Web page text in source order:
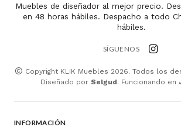
Muebles de diseñador al mejor precio.
en 48 horas hábiles. Despacho a todo
hábiles.
SÍGUENOS
Copyright KLIK Muebles 2026. Todos los
Diseñado por Selgud. Funcionando en
INFORMACIÓN